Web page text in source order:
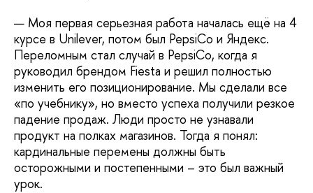
— Моя первая серьезная работа началась ещё на 4
курсе в Unilever, потом был PepsiCo и Яндекс.
Переломным стал случай в PepsiCo, когда я
руководил брендом Fiesta и решил полностью
изменить его позиционирование. Мы сделали все
«по учебнику», но вместо успеха получили резкое
падение продаж. Люди просто не узнавали
продукт на полках магазинов. Тогда я понял:
кардинальные перемены должны быть
осторожными и постепенными – это был важный
урок.